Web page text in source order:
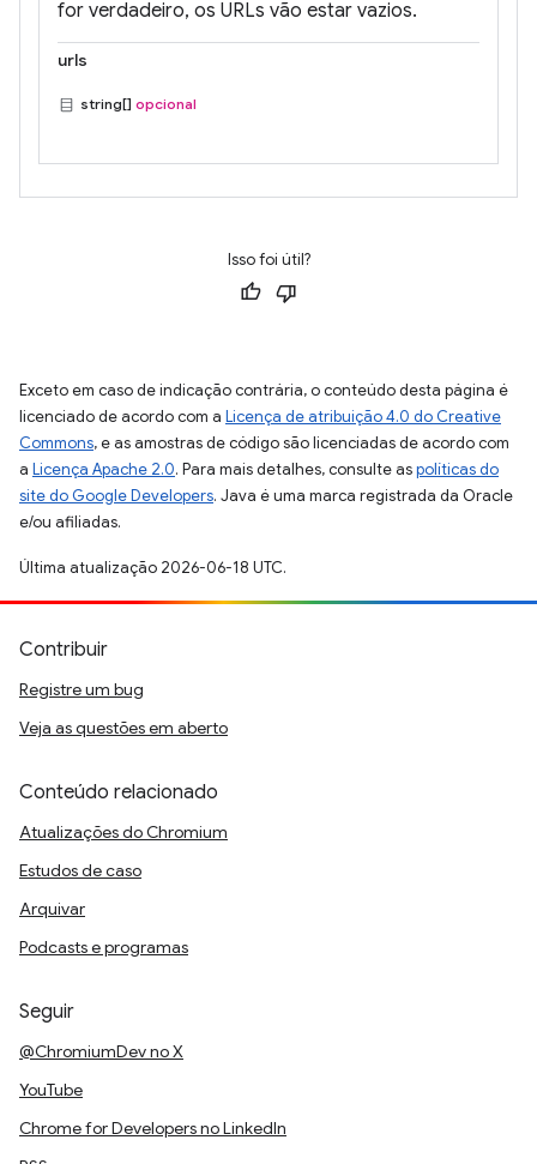
for verdadeiro, os URLs vão estar vazios.
urls
string[] opcional
Isso foi útil?
Exceto em caso de indicação contrária, o conteúdo desta página é
licenciado de acordo com a Licença de atribuição 4.0 do Creative
Commons, e as amostras de código são licenciadas de acordo com
a Licença Apache 2.0. Para mais detalhes, consulte aspolíticas do
site do Google Developers. Java é uma marca registrada da Oracle
e/ou afiliadas.
Última atualização 2026-06-18 UTC.
Contribuir
Registre um bug
Veja as questões em aberto
Conteúdo relacionado
Atualizações do Chromium
Estudos de caso
Arquivar
Podcasts e programas
Seguir
@ChromiumDev no X
YouTube
Chrome for Developers no LinkedIn